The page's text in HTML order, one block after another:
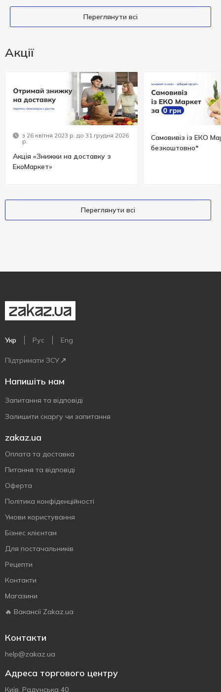
Переглянути всі
Акції
з 26 квітня 2023 р. до 31 грудня 2026
р.
Акція «Знижки на доставку з
ЕкоМаркет»
Самовивіз із ЕКО
безкоштовно*
Переглянути всі
Укр Рус Eng
Підтримати ЗСУ
Напишіть нам
Запитання та відповіді
Залишити скаргу чи запитання
zakaz.ua
Оплата та доставка
Питання та відповіді
Оферта
Політика конфіденційності
Умови користування
Бізнес клієнтам
Для постачальників
Рецепти
Контакти
Магазини
🔥 Вакансії Zakaz.ua
Контакти
help@zakaz.ua
Адреса торгового центру
Київ, Радунська 40